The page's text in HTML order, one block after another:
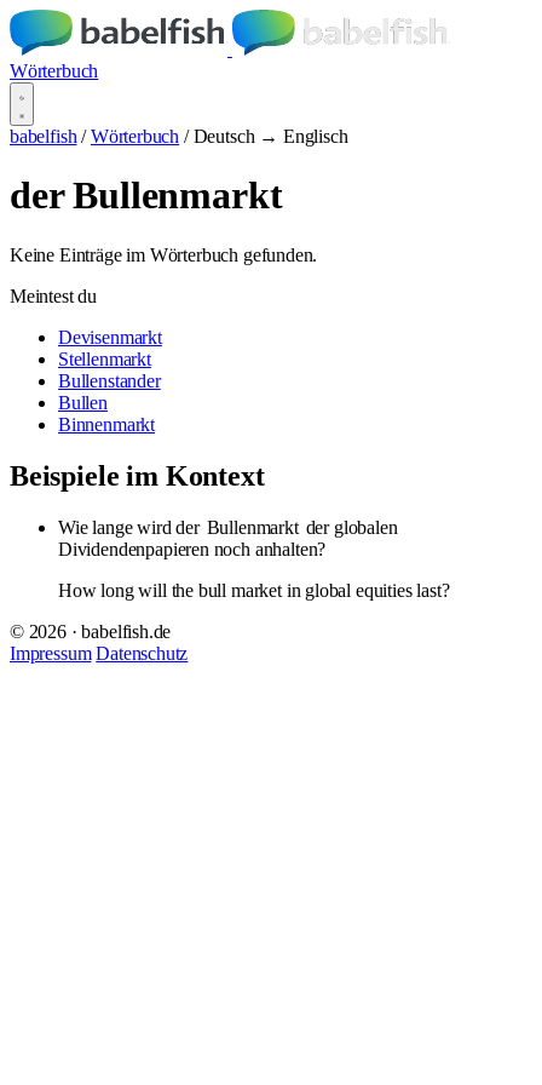
Wörterbuch
babelfish / Wörterbuch / Deutsch → Englisch
der Bullenmarkt
Keine Einträge im Wörterbuch gefunden.
Meintest du
Devisenmarkt
Stellenmarkt
Bullenstander
Bullen
Binnenmarkt
Beispiele im Kontext
Wie lange wird der Bullenmarkt der globalen
Dividendenpapieren noch anhalten?
How long will the bull market in global equities last?
© 2026 · babelfish.de
Impressum Datenschutz